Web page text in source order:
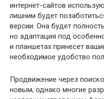
интернет-сайтов
лишним будет
версии. Она будет
но адаптация под
и планшетах принесет
необходимое удобство
Продвижение через
новым, однако многие